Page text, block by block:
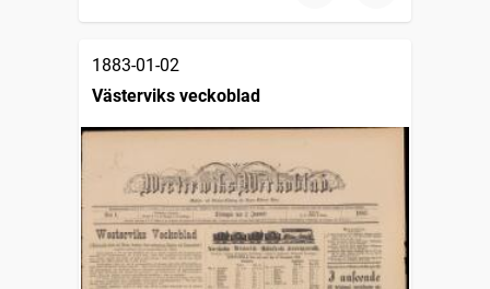
1883-01-02
Västerviks veckoblad